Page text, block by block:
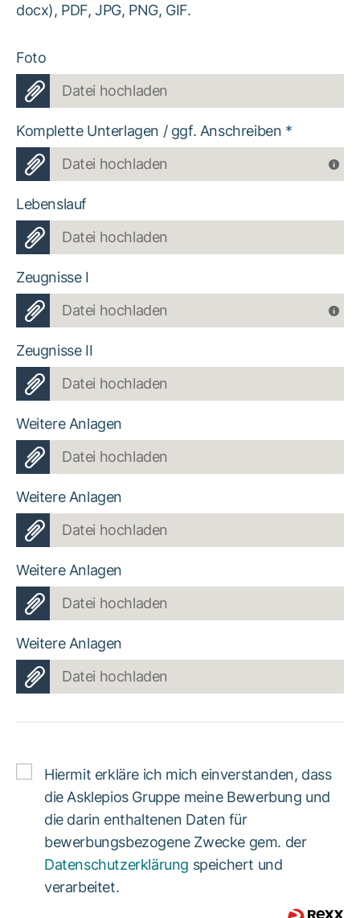
docx), PDF, JPG, PNG, GIF.
Foto
Datei hochladen
Komplette Unterlagen / ggf. Anschreiben *
Datei hochladen
Lebenslauf
Datei hochladen
Zeugnisse I
Datei hochladen
Zeugnisse II
Datei hochladen
Weitere Anlagen
Datei hochladen
Weitere Anlagen
Datei hochladen
Weitere Anlagen
Datei hochladen
Weitere Anlagen
Datei hochladen
Hiermit erkläre ich mich einverstanden, dass
die Asklepios Gruppe meine Bewerbung und
die darin enthaltenen Daten für
bewerbungsbezogene Zwecke gem. der
Datenschutzerklärung speichert und
verarbeitet.